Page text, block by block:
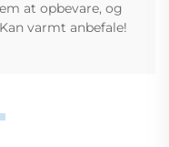
at opbevare, og
varmt anbefale!